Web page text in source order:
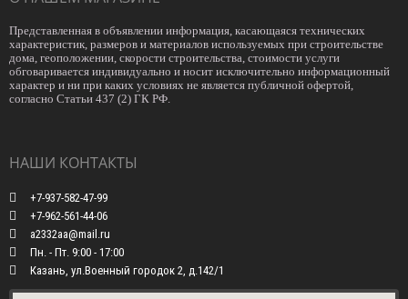
Представленная в объявлении информация, касающаяся технических
характеристик, размеров и материалов используемых при строительстве
дома, геоположении, скорости строительства, стоимости услуги
обговаривается индивидуально и носит исключительно информационный
характер и ни при каких условиях не является публичной офертой,
согласно Статьи 437 (2) ГК РФ.
НАШИ КОНТАКТЫ
+7-937-582-47-99
+7-962-561-44-06
a2332aa@mail.ru
Пн. - Пт. 9:00 - 17:00
Казань, ул.Военный городок 2, д.142/1